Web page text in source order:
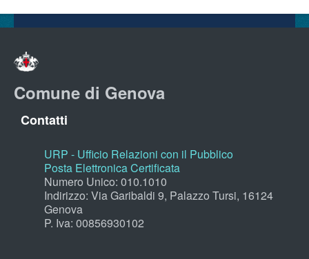
Comune di Genova
Contatti
URP - Ufficio Relazioni con il Pubblico
Posta Elettronica Certificata
Numero Unico: 010.1010
Indirizzo: Via Garibaldi 9, Palazzo Tursi, 16124
Genova
P. Iva: 00856930102